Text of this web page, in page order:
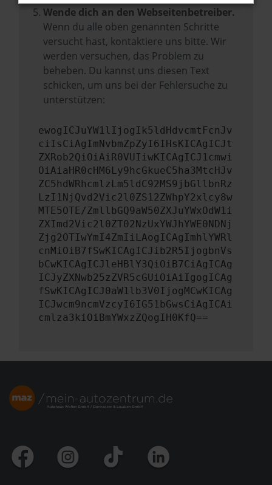
Wende dich an den Webseitenbetreiber.
Wenn du alle oben genannten Schritte
versucht hast, kontaktiere uns bitte. Wir
werden versuchen, das Problem zu
beheben. Du kannst uns diesen Text
schicken, um uns bei der Fehlersuche zu
unterstützen:
ewogICJuYW1lIjogIk5ldHdvcmtFcnJv
ciIsCiAgImNvbmZpZyI6IHsKICAgICJt
ZXRob2QiOiAiR0VUIiwKICAgICJ1cmwi
OiAiaHR0cHM6Ly9hcGkueC5ha3MtcHJv
ZC5hdWRhcmlzLm5ldC92MS9jbGllbnRz
LzI1NjQvd2Vic2l0ZS12ZWhpY2xlcy8w
MTE5OTE/ZmllbGQ9aW50ZXJuYWxOdW1i
ZXImd2Vic2l0ZT02NzUxYWJhYWE0NDNj
Zjg2OTIwYmI4ZmIiLAogICAgImhlYWRl
cnMiOiB7fSwKICAgICJib2R5IjogbnVs
bCwKICAgICJleHBlY3QiOiB7CiAgICAg
ICJyZXNwb25zZVR5cGUiOiAiIgogICAg
fSwKICAgICJ0aW1lb3V0IjogMCwKICAg
ICJwcm9ncmVzcyI6IG51bGwsCiAgICAi
cmlza3kiOiBmYWxzZQogIH0KfQ==